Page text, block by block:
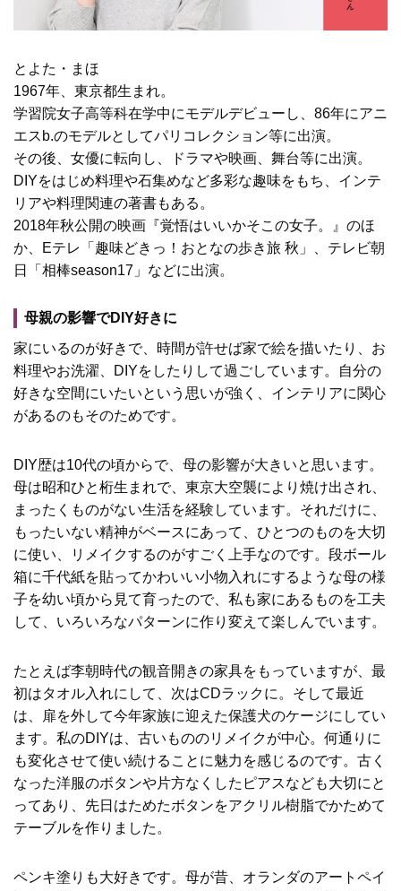
とよた・まほ
1967年、東京都生まれ。
学習院女子高等科在学中にモデルデビューし、86年にアニ
エスb.のモデルとしてパリコレクション等に出演。
その後、女優に転向し、ドラマや映画、舞台等に出演。
DIYをはじめ料理や石集めなど多彩な趣味をもち、インテ
リアや料理関連の著書もある。
2018年秋公開の映画『覚悟はいいかそこの女子。』のほ
か、Eテレ「趣味どきっ！おとなの歩き旅 秋」、テレビ朝
日「相棒season17」などに出演。
母親の影響でDIY好きに
家にいるのが好きで、時間が許せば家で絵を描いたり、お
料理やお洗濯、DIYをしたりして過ごしています。自分の
好きな空間にいたいという思いが強く、インテリアに関心
があるのもそのためです。
DIY歴は10代の頃からで、母の影響が大きいと思います。
母は昭和ひと桁生まれで、東京大空襲により焼け出され、
まったくものがない生活を経験しています。それだけに、
もったいない精神がベースにあって、ひとつのものを大切
に使い、リメイクするのがすごく上手なのです。段ボール
箱に千代紙を貼ってかわいい小物入れにするような母の様
子を幼い頃から見て育ったので、私も家にあるものを工夫
して、いろいろなパターンに作り変えて楽しんでいます。
たとえば李朝時代の観音開きの家具をもっていますが、最
初はタオル入れにして、次はCDラックに。そして最近
は、扉を外して今年家族に迎えた保護犬のケージにしてい
ます。私のDIYは、古いもののリメイクが中心。何通りに
も変化させて使い続けることに魅力を感じるのです。古く
なった洋服のボタンや片方なくしたピアスなども大切にと
ってあり、先日はためたボタンをアクリル樹脂でかためて
テーブルを作りました。
ペンキ塗りも大好きです。母が昔、オランダのアートペイ